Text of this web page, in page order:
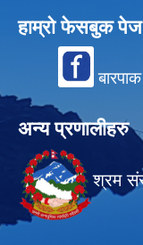
हाम्रो फेसबुक पेज
अन्य प्रणालीहरु
श्रम